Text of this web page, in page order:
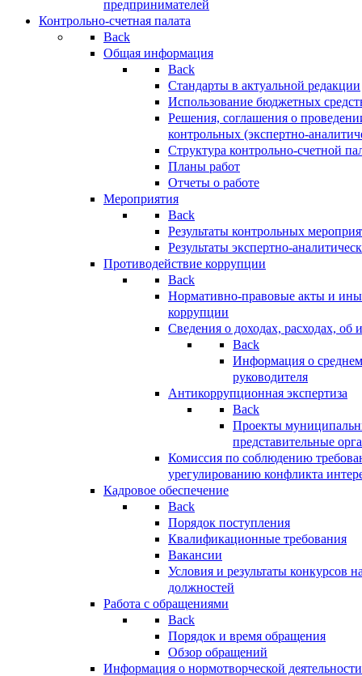
предпринимателей
Контрольно-счетная палата
Back
Общая информация
Back
Стандарты в актуальной редакции
Использование бюджетных
Решения, соглашения о
контрольных (экспертно-
Структура контрольно-счетной
Планы работ
Отчеты о работе
Мероприятия
Back
Результаты контрольных
Результаты экспертно-
Противодействие коррупции
Back
Нормативно-правовые акты и
коррупции
Сведения о доходах, расходах, об
Back
Информация о
руководителя
Антикоррупционная экспертиза
Back
Проекты
представительные
Комиссия по соблюдению
урегулированию конфликта
Кадровое обеспечение
Back
Порядок поступления
Квалификационные требования
Вакансии
Условия и результаты конкурсов
должностей
Работа с обращениями
Back
Порядок и время обращения
Обзор обращений
Информация о нормотворческой деятельности